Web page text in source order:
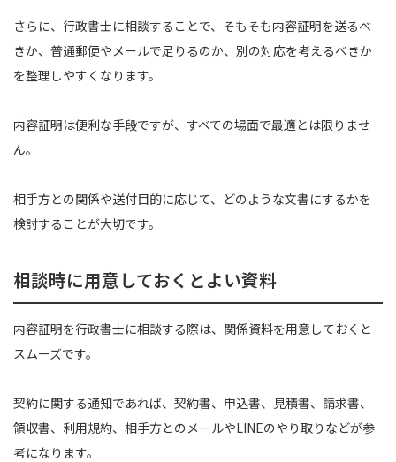
さらに、行政書士に相談することで、そもそも内容証明を送るべ
きか、普通郵便やメールで足りるのか、別の対応を考えるべきか
を整理しやすくなります。
内容証明は便利な手段ですが、すべての場面で最適とは限りませ
ん。
相手方との関係や送付目的に応じて、どのような文書にするかを
検討することが大切です。
相談時に用意しておくとよい資料
内容証明を行政書士に相談する際は、関係資料を用意しておくと
スムーズです。
契約に関する通知であれば、契約書、申込書、見積書、請求書、
領収書、利用規約、相手方とのメールやLINEのやり取りなどが参
考になります。